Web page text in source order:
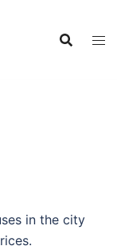
in the city